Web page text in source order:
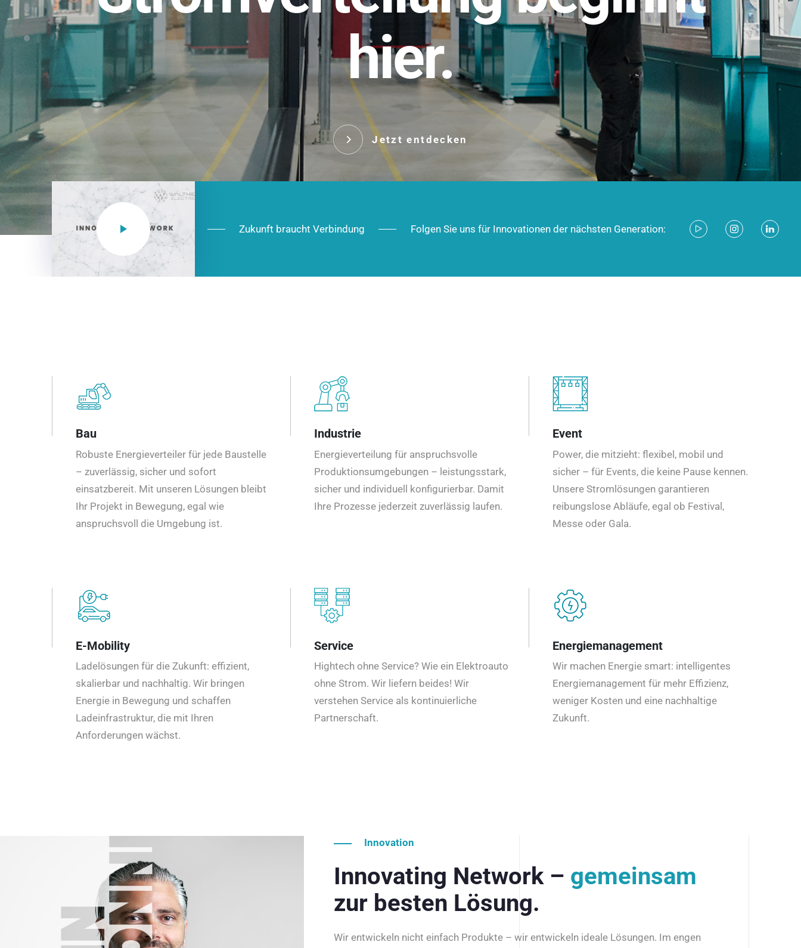
hier.
Jetzt entdecken
NEO CEE: Energieverteilung mit System. Robust im Alltag,
effizient in der Installation, zukunftsfähig im Ausbau.
Das innovative Stecksystem für industrielle Anwendungen –
robust, IP-geschützt und zukunftsfähig.
Jetzt entdecken
Zukunft braucht Verbindung Folgen Sie uns für Innovationen der nächsten Generation:
Bau
Robuste Energieverteiler für jede Baustelle
– zuverlässig, sicher und sofort
einsatzbereit. Mit unseren Lösungen bleibt
Ihr Projekt in Bewegung, egal wie
anspruchsvoll die Umgebung ist.
Industrie
Energieverteilung für anspruchsvolle
Produktionsumgebungen – leistungsstark,
sicher und individuell konfigurierbar. Damit
Ihre Prozesse jederzeit zuverlässig laufen.
Event
Power, die mitzieht: flexibel, mobil und
sicher – für Events, die keine Pause kennen.
Unsere Stromlösungen garantieren
reibungslose Abläufe, egal ob Festival,
Messe oder Gala.
E-Mobility
Ladelösungen für die Zukunft: effizient,
skalierbar und nachhaltig. Wir bringen
Energie in Bewegung und schaffen
Ladeinfrastruktur, die mit Ihren
Anforderungen wächst.
Service
Hightech ohne Service? Wie ein Elektroauto
ohne Strom. Wir liefern beides! Wir
verstehen Service als kontinuierliche
Partnerschaft.
Energiemanagement
Wir machen Energie smart: intelligentes
Energiemanagement für mehr Effizienz,
weniger Kosten und eine nachhaltige
Zukunft.
Innovation
Innovating Network – gemeinsam
zur besten Lösung.
Wir entwickeln nicht einfach Produkte – wir entwickeln ideale Lösungen. Im engen